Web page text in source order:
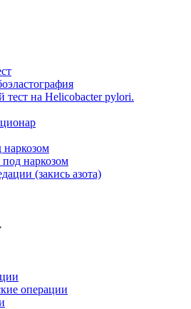
на Helicobacter pylori.
наркозом
наркозом
(закись азота)
операции